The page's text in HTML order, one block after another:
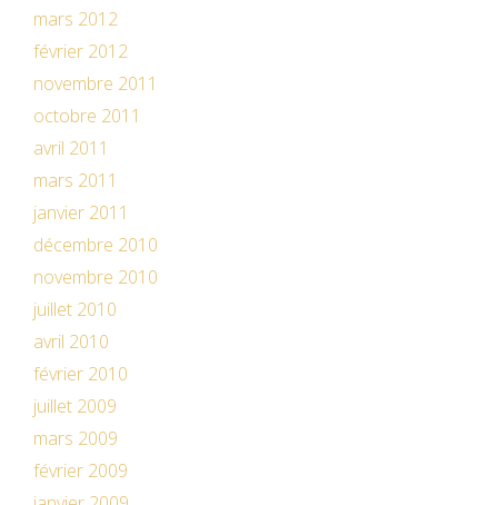
mars 2012
février 2012
novembre 2011
octobre 2011
avril 2011
mars 2011
janvier 2011
décembre 2010
novembre 2010
juillet 2010
avril 2010
février 2010
juillet 2009
mars 2009
février 2009